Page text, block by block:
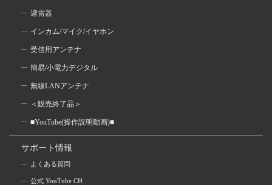
避雷器
インカム/マイク/イヤホン
受信用アンテナ
簡易/小電力デジタル
無線LANアンテナ
＜販売終了品＞
■YouTube(操作説明動画)■
サポート情報
よくある質問
公式 YouTube CH